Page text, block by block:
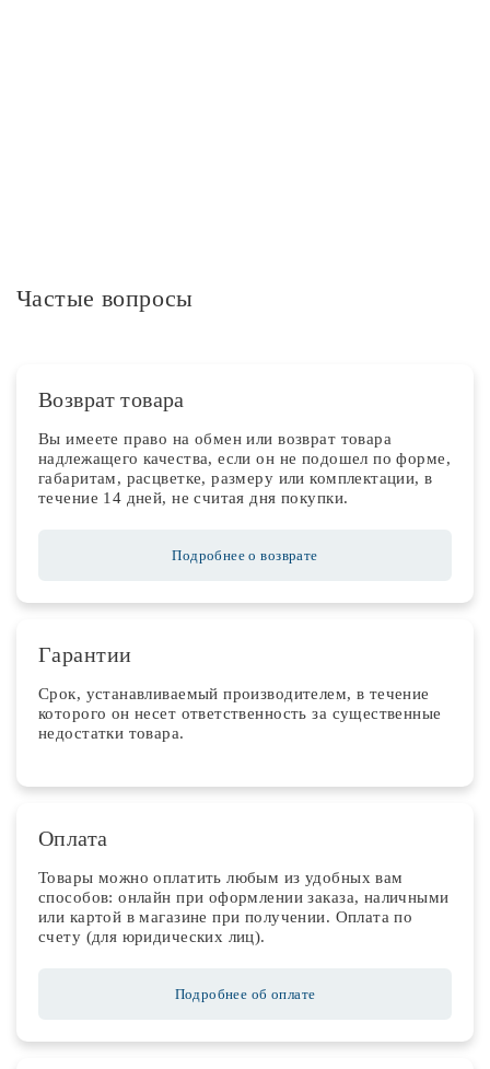
Частые вопросы
Возврат товара
Вы имеете право на обмен или возврат товара
надлежащего качества, если он не подошел по форме,
габаритам, расцветке, размеру или комплектации, в
течение 14 дней, не считая дня покупки.
Подробнее о возврате
Гарантии
Срок, устанавливаемый производителем, в течение
которого он несет ответственность за существенные
недостатки товара.
Оплата
Товары можно оплатить любым из удобных вам
способов: онлайн при оформлении заказа, наличными
или картой в магазине при получении. Оплата по
счету (для юридических лиц).
Подробнее об оплате